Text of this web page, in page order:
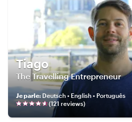
Tiago
The Travelling Entrepreneur
Je parle: Deutsch • English • Português
(121 reviews)